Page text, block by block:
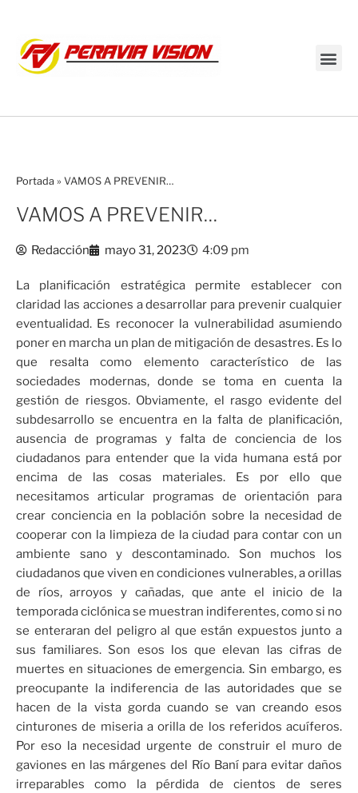
Portada » VAMOS A PREVENIR…
VAMOS A PREVENIR…
Redacción mayo 31, 2023 4:09 pm
La planificación estratégica permite establecer con
claridad las acciones a desarrollar para prevenir cualquier
eventualidad. Es reconocer la vulnerabilidad asumiendo
poner en marcha un plan de mitigación de desastres. Es lo
que resalta como elemento característico de las
sociedades modernas, donde se toma en cuenta la
gestión de riesgos. Obviamente, el rasgo evidente del
subdesarrollo se encuentra en la falta de planificación,
ausencia de programas y falta de conciencia de los
ciudadanos para entender que la vida humana está por
encima de las cosas materiales. Es por ello que
necesitamos articular programas de orientación para
crear conciencia en la población sobre la necesidad de
cooperar con la limpieza de la ciudad para contar con un
ambiente sano y descontaminado. Son muchos los
ciudadanos que viven en condiciones vulnerables, a orillas
de ríos, arroyos y cañadas, que ante el inicio de la
temporada ciclónica se muestran indiferentes, como si no
se enteraran del peligro al que están expuestos junto a
sus familiares. Son esos los que elevan las cifras de
muertes en situaciones de emergencia. Sin embargo, es
preocupante la indiferencia de las autoridades que se
hacen de la vista gorda cuando se van creando esos
cinturones de miseria a orilla de los referidos acuíferos.
Por eso la necesidad urgente de construir el muro de
gaviones en las márgenes del Río Baní para evitar daños
irreparables como la pérdida de cientos de seres